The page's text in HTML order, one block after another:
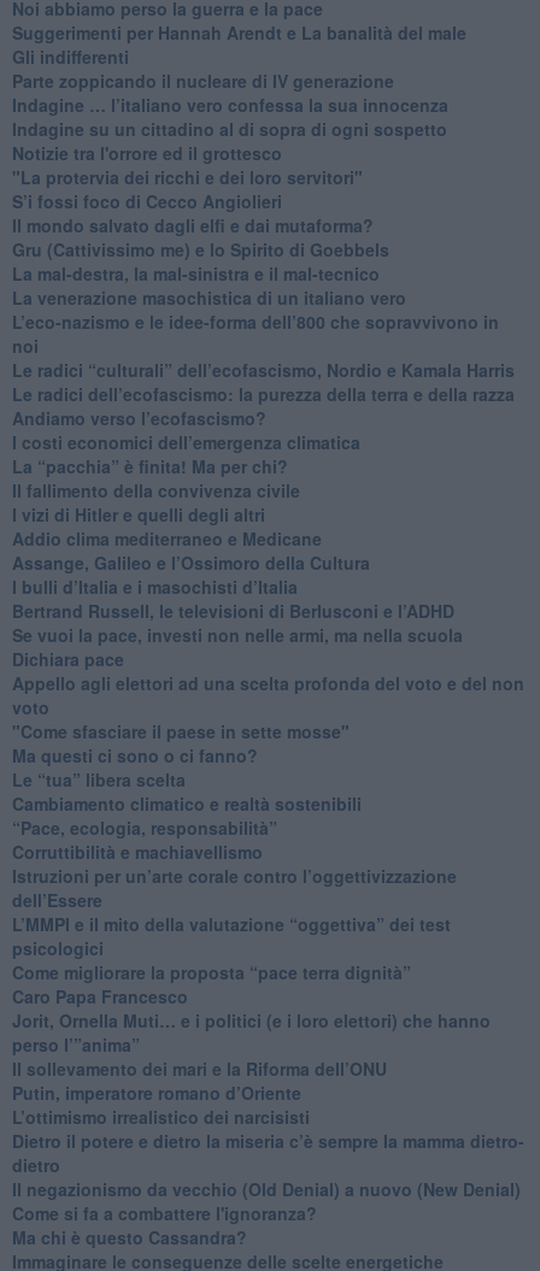
Noi abbiamo perso la guerra e la pace
Suggerimenti per Hannah Arendt e La banalità del male
​Gli indifferenti
Parte zoppicando il nucleare di IV generazione
​Indagine … l’italiano vero confessa la sua innocenza
Indagine su un cittadino al di sopra di ogni sospetto
Notizie tra l'orrore ed il grottesco
"La protervia dei ricchi e dei loro servitori"
S’i fossi foco di Cecco Angiolieri
​Il mondo salvato dagli elfi e dai mutaforma?
Gru (Cattivissimo me) e lo Spirito di Goebbels
​La mal-destra, la mal-sinistra e il mal-tecnico
​La venerazione masochistica di un italiano vero
​L’eco-nazismo e le idee-forma dell’800 che sopravvivono in
noi
​Le radici “culturali” dell’ecofascismo, Nordio e Kamala Harris
Le radici dell’ecofascismo: la purezza della terra e della razza
Andiamo verso l’ecofascismo?
I costi economici dell’emergenza climatica
​La “pacchia” è finita! Ma per chi?
​Il fallimento della convivenza civile
​I vizi di Hitler e quelli degli altri
Addio clima mediterraneo e Medicane
​Assange, Galileo e l’Ossimoro della Cultura
​I bulli d’Italia e i masochisti d’Italia
​Bertrand Russell, le televisioni di Berlusconi e l’ADHD
​Se vuoi la pace, investi non nelle armi, ma nella scuola
​Dichiara pace
​Appello agli elettori ad una scelta profonda del voto e del non
voto
"Come sfasciare il paese in sette mosse"
​Ma questi ci sono o ci fanno?
​Le “tua” libera scelta
Cambiamento climatico e realtà sostenibili
“Pace, ecologia, responsabilità”
​Corruttibilità e machiavellismo
Istruzioni per un’arte corale contro l’oggettivizzazione
dell’Essere
​L’MMPI e il mito della valutazione “oggettiva” dei test
psicologici
Come migliorare la proposta “pace terra dignità”
Caro Papa Francesco
​Jorit, Ornella Muti… e i politici (e i loro elettori) che hanno
perso l’”anima”
​Il sollevamento dei mari e la Riforma dell’ONU
Putin, imperatore romano d’Oriente
​L’ottimismo irrealistico dei narcisisti
​Dietro il potere e dietro la miseria c’è sempre la mamma dietro-
dietro
Il negazionismo da vecchio (Old Denial) a nuovo (New Denial)
Come si fa a combattere l'ignoranza?
Ma chi è questo Cassandra?
Immaginare le conseguenze delle scelte energetiche